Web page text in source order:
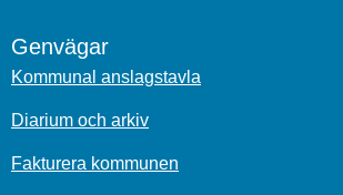
Genvägar
Kommunal anslagstavla
Diarium och arkiv
Fakturera kommunen